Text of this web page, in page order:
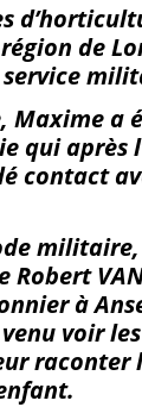
de
Maxime a
qui
contact
à
voir
raconter